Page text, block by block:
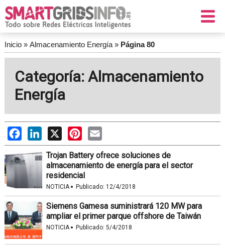
Inicio» Almacenamiento Energía» Página 80
Categoría: Almacenamiento
Energía
FacebookLinkedIn
X PinterestEmail
Trojan Battery ofrece soluciones de
almacenamiento de energía para el sector
residencial
NOTICIA· Publicado: 12/4/2018
Siemens Gamesa suministrará 120 MW para
ampliar el primer parque offshore de Taiwán
NOTICIA· Publicado: 5/4/2018